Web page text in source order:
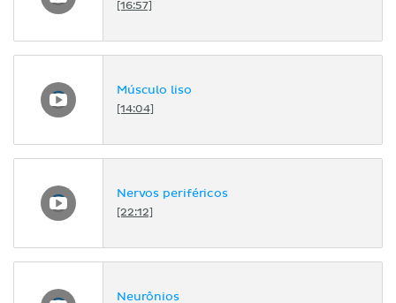
[16:57]
Músculo liso
[14:04]
Nervos periféricos
[22:12]
Neurônios